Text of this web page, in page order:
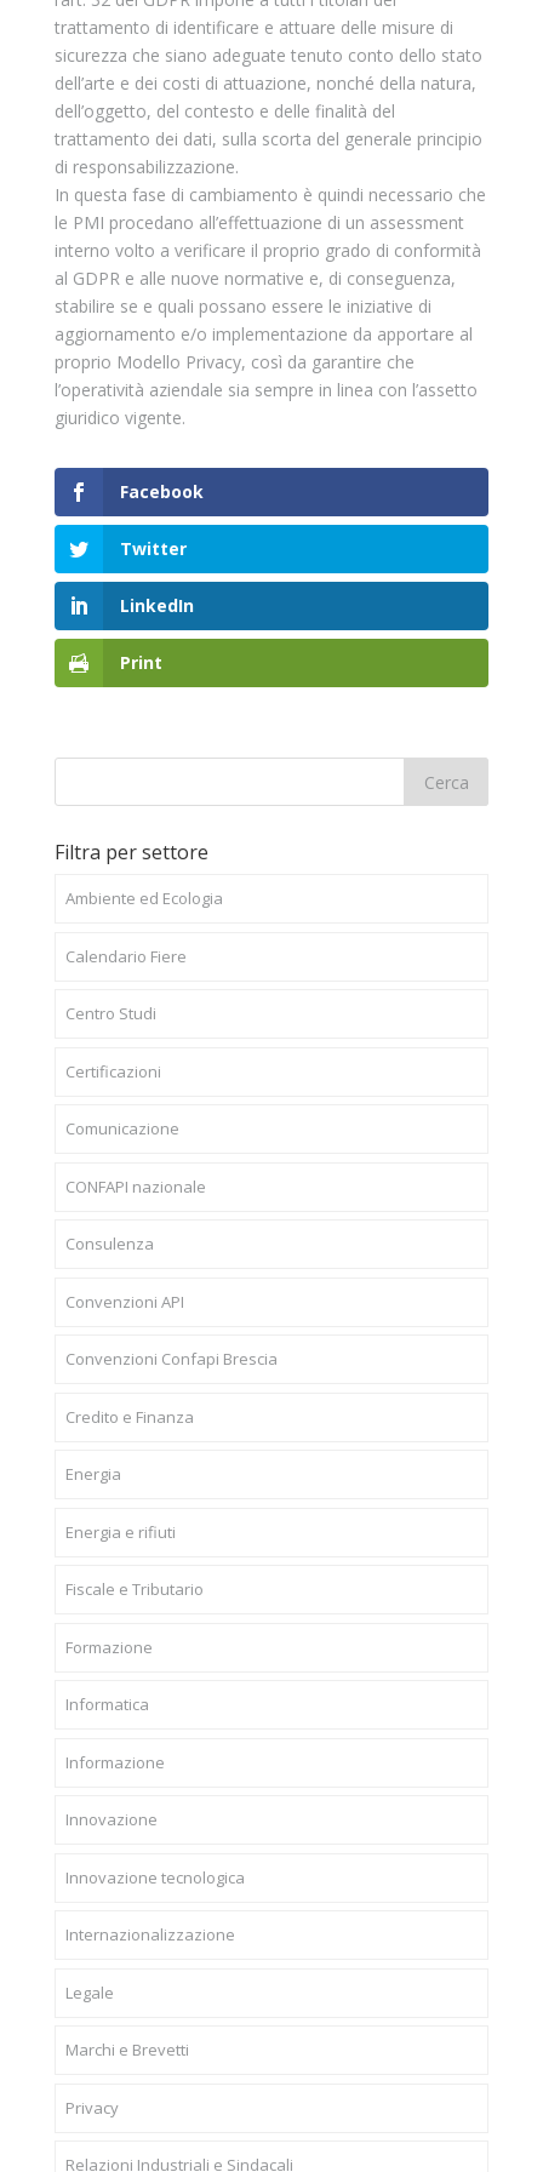
trattamento di identificare e attuare delle misure di
sicurezza che siano adeguate tenuto conto dello stato
dell’arte e dei costi di attuazione, nonché della natura,
dell’oggetto, del contesto e delle finalità del
trattamento dei dati, sulla scorta del generale principio
di responsabilizzazione.
In questa fase di cambiamento è quindi necessario che
le PMI procedano all’effettuazione di un assessment
interno volto a verificare il proprio grado di conformità
al GDPR e alle nuove normative e, di conseguenza,
stabilire se e quali possano essere le iniziative di
aggiornamento e/o implementazione da apportare al
proprio Modello Privacy, così da garantire che
l’operatività aziendale sia sempre in linea con l’assetto
giuridico vigente.
Facebook
Twitter
LinkedIn
Print
Filtra per settore
Ambiente ed Ecologia
Calendario Fiere
Centro Studi
Certificazioni
Comunicazione
CONFAPI nazionale
Consulenza
Convenzioni API
Convenzioni Confapi Brescia
Credito e Finanza
Energia
Energia e rifiuti
Fiscale e Tributario
Formazione
Informatica
Informazione
Innovazione
Innovazione tecnologica
Internazionalizzazione
Legale
Marchi e Brevetti
Privacy
Relazioni Industriali e Sindacali